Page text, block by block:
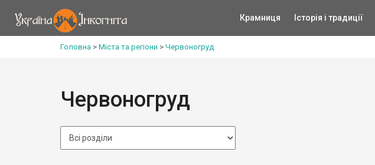
Крамниця Історія і традиції
Головна > Міста та регіони > Червоногруд
Червоногруд